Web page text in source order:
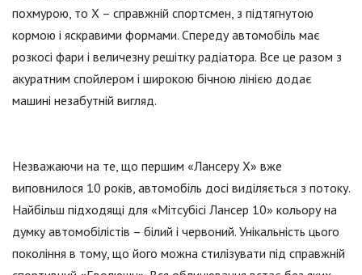
похмурою, то Х – справжній спортсмен, з підтягнутою
кормою і яскравими формами. Спереду автомобіль має
розкосі фари і величезну решітку радіатора. Все це разом з
акуратним спойлером і широкою бічною лінією додає
машині незабутній вигляд.
Незважаючи на те, що першим «Лансеру Х» вже
виповнилося 10 років, автомобіль досі виділяється з потоку.
Найбільш підходящі для «Мітсубісі Лансер 10» кольору на
думку автомобілістів – білий і червоний. Унікальність цього
покоління в тому, що його можна стилізувати під справжній